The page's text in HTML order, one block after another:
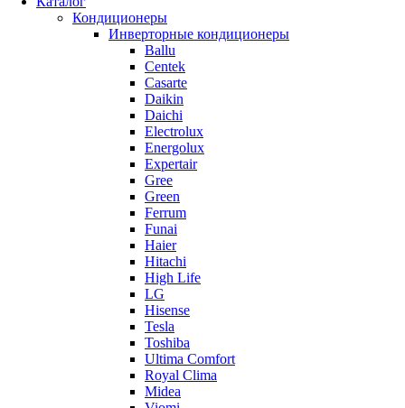
Кондиционеры
Инверторные кондиционеры
Ballu
Centek
Casarte
Daikin
Daichi
Electrolux
Energolux
Expertair
Gree
Green
Ferrum
Funai
Haier
Hitachi
High Life
LG
Hisense
Tesla
Toshiba
Ultima Comfort
Royal Clima
Midea